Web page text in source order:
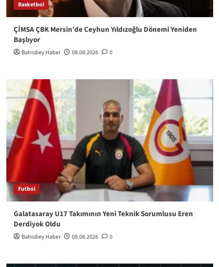
Basketbol
ÇİMSA ÇBK Mersin’de Ceyhun Yıldızoğlu Dönemi Yeniden
Başlıyor
Bahisbey Haber 08.08.2026 0
Futbol
Galatasaray U17 Takımının Yeni Teknik Sorumlusu Eren
Derdiyok Oldu
Bahisbey Haber 08.08.2026 0